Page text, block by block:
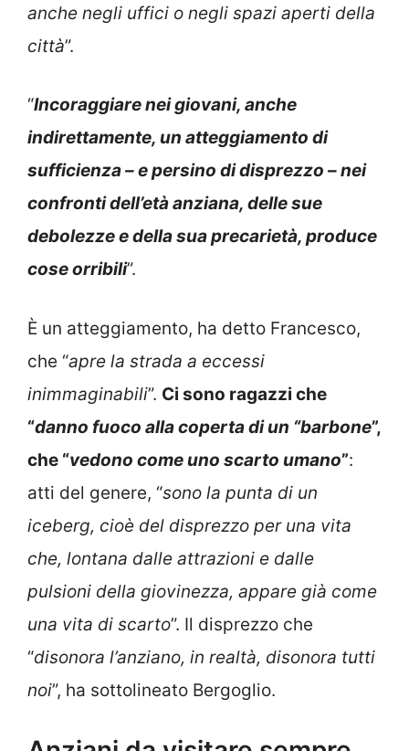
anche negli uffici o negli spazi aperti della
città”.
“Incoraggiare nei giovani, anche
indirettamente, un atteggiamento di
sufficienza – e persino di disprezzo – nei
confronti dell’età anziana, delle sue
debolezze e della sua precarietà, produce
cose orribili”.
È un atteggiamento, ha detto Francesco,
che “apre la strada a eccessi
inimmaginabili”. Ci sono ragazzi che
“danno fuoco alla coperta di un “barbone”,
che “vedono come uno scarto umano”:
atti del genere, “sono la punta di un
iceberg, cioè del disprezzo per una vita
che, lontana dalle attrazioni e dalle
pulsioni della giovinezza, appare già come
una vita di scarto”. Il disprezzo che
“disonora l’anziano, in realtà, disonora tutti
noi”, ha sottolineato Bergoglio.